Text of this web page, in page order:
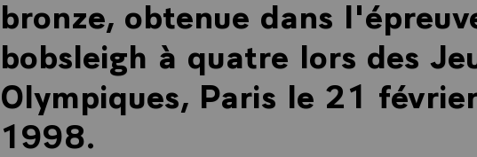
bronze, obtenue dans
bobsleigh à quatre lors des
Olympiques, Paris le 21
1998.